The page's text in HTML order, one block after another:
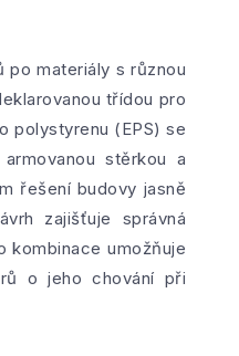
po materiály s různou
třídou pro
polystyrenu (EPS) se
stěrkou a
řešení budovy jasně
zajišťuje správná
kombinace umožňuje
o jeho chování při